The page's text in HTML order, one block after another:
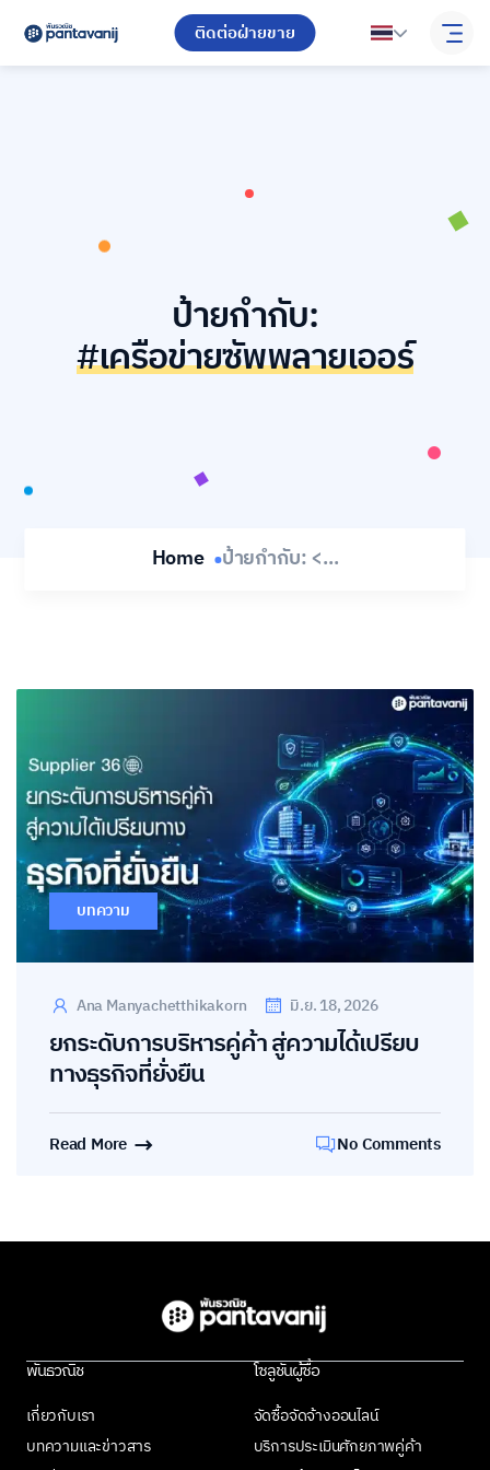
ป้ายกำกับ:
#เครือข่ายซัพพลายเออร์
Home ป้ายกำกับ: <...
ติดต่อฝ่ายขาย
บทความ
Ana Manyachetthikakorn มิ.ย. 18, 2026
ยกระดับการบริหารคู่ค้า สู่ความได้เปรียบ
ทางธุรกิจที่ยั่งยืน
Read More No Comments
พันธวณิช
เกี่ยวกับเรา
บทความและข่าวสาร
โซลูชันผู้ซื้อ
จัดซื้อจัดจ้างออนไลน์
บริการประเมินศักยภาพคู่ค้า